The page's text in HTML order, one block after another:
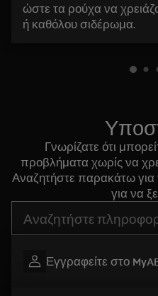
ώστε τα ρούχα να
ή καθόλου σιδέρωμα.
Γνωρίζατε ότι
προβλήματα χωρίς να
Αναζητήστε παρακάτω για
για να
Εγγραφείτε στο